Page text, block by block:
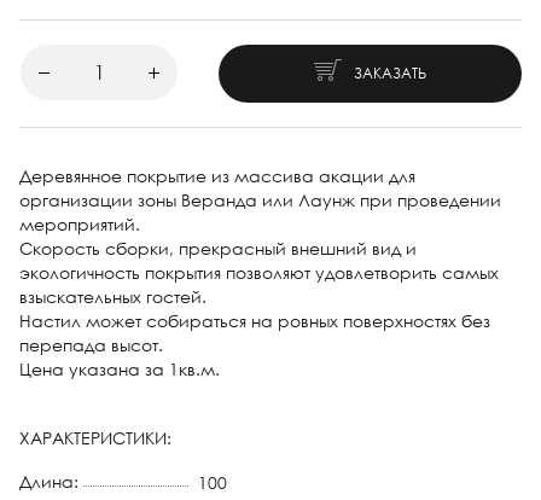
ЗАКАЗАТЬ
Деревянное покрытие из массива акации для
организации зоны Веранда или Лаунж при проведении
мероприятий.
Скорость сборки, прекрасный внешний вид и
экологичность покрытия позволяют удовлетворить самых
взыскательных гостей.
Настил может собираться на ровных поверхностях без
перепада высот.
Цена указана за 1кв.м.
ХАРАКТЕРИСТИКИ:
Длина:
100